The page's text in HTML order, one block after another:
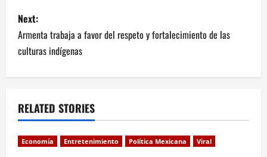
s
t
n
a
v
i
Next:
Armenta trabaja a favor del respeto y fortalecimiento de las
culturas indígenas
RELATED STORIES
Economía Entretenimiento Política Mexicana Viral